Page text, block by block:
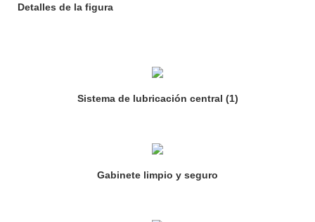
Detalles de la figura
Sistema de lubricación central (1)
Gabinete limpio y seguro